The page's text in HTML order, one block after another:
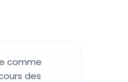
comme
des